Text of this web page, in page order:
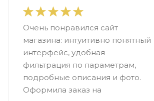
Очень понравился сайт
магазина: интуитивно понятный
интерфейс, удобная
фильтрация по параметрам,
подробные описания и фото.
Оформила заказ на